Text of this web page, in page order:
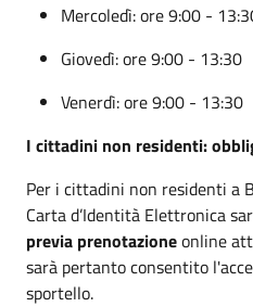
Mercoledì: ore 9:00 -
Giovedì: ore 9:00 - 13:30
Venerdì: ore 9:00 - 13:30
I cittadini non residenti:
Per i cittadini non residenti a
Carta d’Identità Elettronica
previa prenotazioneonline
sarà pertanto consentito
sportello.